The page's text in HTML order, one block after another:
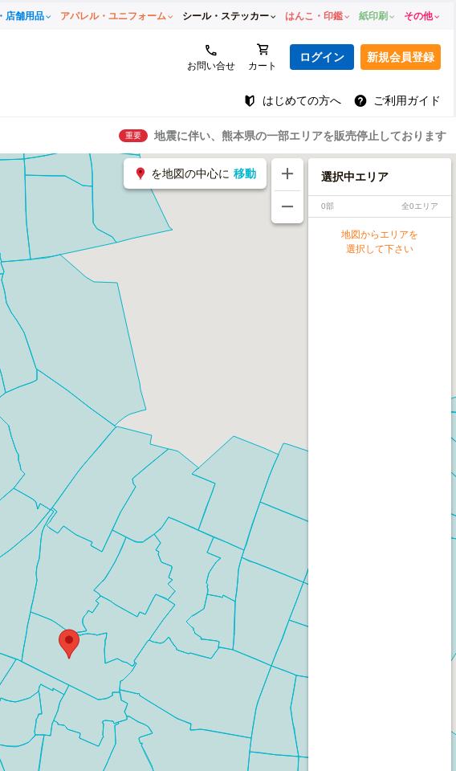
店舗用品 アパレル・ユニフォーム シール・ステッカー はんこ・印鑑 紙印刷 その他
お問い合せ カート
ログイン 新規会員登録
はじめての方へ ご利用ガイド
重要 地震に伴い、熊本県の一部エリアを販売停止しております
を地図の中心に 移動 選択中エリア
0部 全0エリア
地図からエリアを
選択して下さい